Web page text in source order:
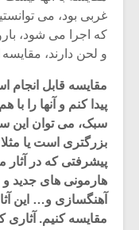
غربی بود، می
و لحن دارند،
مقایسه قابل انجام
پیدا کنم و آنها را
سبک، می توان این
بزرگتری است یا
پیشرفتی که در آثار
هارمونی های جدید و
آهنگسازی و… این
مقایسه کنیم. آثاری